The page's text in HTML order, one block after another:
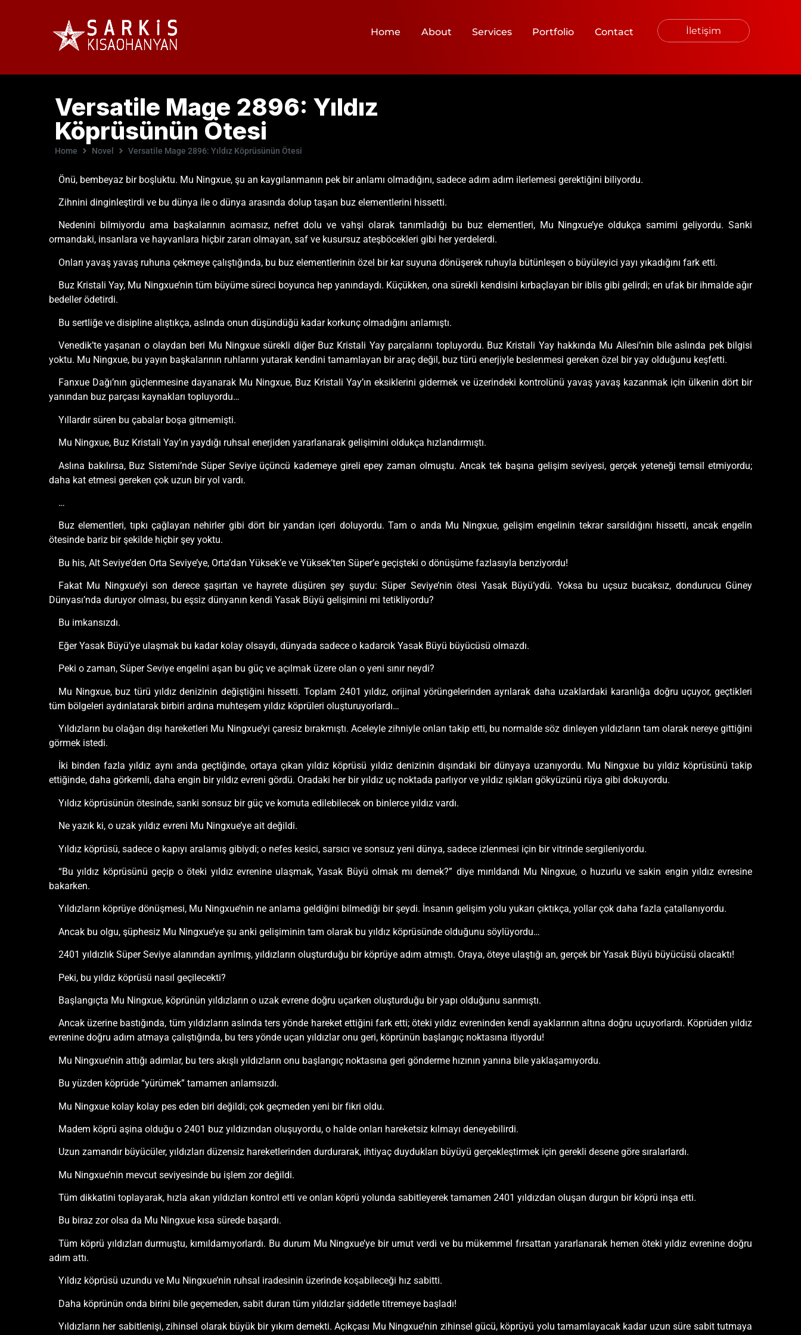
Home About Services Portfolio Contact İletişim
Versatile Mage 2896: Yıldız
Köprüsünün Ötesi
Home Novel Versatile Mage 2896: Yıldız Köprüsünün Ötesi
Önü, bembeyaz bir boşluktu. Mu Ningxue, şu an kaygılanmanın pek bir anlamı olmadığını, sadece adım adım ilerlemesi gerektiğini biliyordu.
Zihnini dinginleştirdi ve bu dünya ile o dünya arasında dolup taşan buz elementlerini hissetti.
Nedenini bilmiyordu ama başkalarının acımasız, nefret dolu ve vahşi olarak tanımladığı bu buz elementleri, Mu Ningxue’ye oldukça samimi geliyordu. Sanki
ormandaki, insanlara ve hayvanlara hiçbir zararı olmayan, saf ve kusursuz ateşböcekleri gibi her yerdelerdi.
Onları yavaş yavaş ruhuna çekmeye çalıştığında, bu buz elementlerinin özel bir kar suyuna dönüşerek ruhuyla bütünleşen o büyüleyici yayı yıkadığını fark etti.
Buz Kristali Yay, Mu Ningxue’nin tüm büyüme süreci boyunca hep yanındaydı. Küçükken, ona sürekli kendisini kırbaçlayan bir iblis gibi gelirdi; en ufak bir ihmalde ağır
bedeller ödetirdi.
Bu sertliğe ve disipline alıştıkça, aslında onun düşündüğü kadar korkunç olmadığını anlamıştı.
Venedik’te yaşanan o olaydan beri Mu Ningxue sürekli diğer Buz Kristali Yay parçalarını topluyordu. Buz Kristali Yay hakkında Mu Ailesi’nin bile aslında pek bilgisi
yoktu. Mu Ningxue, bu yayın başkalarının ruhlarını yutarak kendini tamamlayan bir araç değil, buz türü enerjiyle beslenmesi gereken özel bir yay olduğunu keşfetti.
Fanxue Dağı’nın güçlenmesine dayanarak Mu Ningxue, Buz Kristali Yay’ın eksiklerini gidermek ve üzerindeki kontrolünü yavaş yavaş kazanmak için ülkenin dört bir
yanından buz parçası kaynakları topluyordu…
Yıllardır süren bu çabalar boşa gitmemişti.
Mu Ningxue, Buz Kristali Yay’ın yaydığı ruhsal enerjiden yararlanarak gelişimini oldukça hızlandırmıştı.
Aslına bakılırsa, Buz Sistemi’nde Süper Seviye üçüncü kademeye gireli epey zaman olmuştu. Ancak tek başına gelişim seviyesi, gerçek yeteneği temsil etmiyordu;
daha kat etmesi gereken çok uzun bir yol vardı.
…
Buz elementleri, tıpkı çağlayan nehirler gibi dört bir yandan içeri doluyordu. Tam o anda Mu Ningxue, gelişim engelinin tekrar sarsıldığını hissetti, ancak engelin
ötesinde bariz bir şekilde hiçbir şey yoktu.
Bu his, Alt Seviye’den Orta Seviye’ye, Orta’dan Yüksek’e ve Yüksek’ten Süper’e geçişteki o dönüşüme fazlasıyla benziyordu!
Fakat Mu Ningxue’yi son derece şaşırtan ve hayrete düşüren şey şuydu: Süper Seviye’nin ötesi Yasak Büyü’ydü. Yoksa bu uçsuz bucaksız, dondurucu Güney
Dünyası’nda duruyor olması, bu eşsiz dünyanın kendi Yasak Büyü gelişimini mi tetikliyordu?
Bu imkansızdı.
Eğer Yasak Büyü’ye ulaşmak bu kadar kolay olsaydı, dünyada sadece o kadarcık Yasak Büyü büyücüsü olmazdı.
Peki o zaman, Süper Seviye engelini aşan bu güç ve açılmak üzere olan o yeni sınır neydi?
Mu Ningxue, buz türü yıldız denizinin değiştiğini hissetti. Toplam 2401 yıldız, orijinal yörüngelerinden ayrılarak daha uzaklardaki karanlığa doğru uçuyor, geçtikleri
tüm bölgeleri aydınlatarak birbiri ardına muhteşem yıldız köprüleri oluşturuyorlardı…
Yıldızların bu olağan dışı hareketleri Mu Ningxue’yi çaresiz bırakmıştı. Aceleyle zihniyle onları takip etti, bu normalde söz dinleyen yıldızların tam olarak nereye gittiğini
görmek istedi.
İki binden fazla yıldız aynı anda geçtiğinde, ortaya çıkan yıldız köprüsü yıldız denizinin dışındaki bir dünyaya uzanıyordu. Mu Ningxue bu yıldız köprüsünü takip
ettiğinde, daha görkemli, daha engin bir yıldız evreni gördü. Oradaki her bir yıldız uç noktada parlıyor ve yıldız ışıkları gökyüzünü rüya gibi dokuyordu.
Yıldız köprüsünün ötesinde, sanki sonsuz bir güç ve komuta edilebilecek on binlerce yıldız vardı.
Ne yazık ki, o uzak yıldız evreni Mu Ningxue’ye ait değildi.
Yıldız köprüsü, sadece o kapıyı aralamış gibiydi; o nefes kesici, sarsıcı ve sonsuz yeni dünya, sadece izlenmesi için bir vitrinde sergileniyordu.
“Bu yıldız köprüsünü geçip o öteki yıldız evrenine ulaşmak, Yasak Büyü olmak mı demek?” diye mırıldandı Mu Ningxue, o huzurlu ve sakin engin yıldız evresine
bakarken.
Yıldızların köprüye dönüşmesi, Mu Ningxue’nin ne anlama geldiğini bilmediği bir şeydi. İnsanın gelişim yolu yukarı çıktıkça, yollar çok daha fazla çatallanıyordu.
Ancak bu olgu, şüphesiz Mu Ningxue’ye şu anki gelişiminin tam olarak bu yıldız köprüsünde olduğunu söylüyordu…
2401 yıldızlık Süper Seviye alanından ayrılmış, yıldızların oluşturduğu bir köprüye adım atmıştı. Oraya, öteye ulaştığı an, gerçek bir Yasak Büyü büyücüsü olacaktı!
Peki, bu yıldız köprüsü nasıl geçilecekti?
Başlangıçta Mu Ningxue, köprünün yıldızların o uzak evrene doğru uçarken oluşturduğu bir yapı olduğunu sanmıştı.
Ancak üzerine bastığında, tüm yıldızların aslında ters yönde hareket ettiğini fark etti; öteki yıldız evreninden kendi ayaklarının altına doğru uçuyorlardı. Köprüden yıldız
evrenine doğru adım atmaya çalıştığında, bu ters yönde uçan yıldızlar onu geri, köprünün başlangıç noktasına itiyordu!
Mu Ningxue’nin attığı adımlar, bu ters akışlı yıldızların onu başlangıç noktasına geri gönderme hızının yanına bile yaklaşamıyordu.
Bu yüzden köprüde “yürümek” tamamen anlamsızdı.
Mu Ningxue kolay kolay pes eden biri değildi; çok geçmeden yeni bir fikri oldu.
Madem köprü aşina olduğu o 2401 buz yıldızından oluşuyordu, o halde onları hareketsiz kılmayı deneyebilirdi.
Uzun zamandır büyücüler, yıldızları düzensiz hareketlerinden durdurarak, ihtiyaç duydukları büyüyü gerçekleştirmek için gerekli desene göre sıralarlardı.
Mu Ningxue’nin mevcut seviyesinde bu işlem zor değildi.
Tüm dikkatini toplayarak, hızla akan yıldızları kontrol etti ve onları köprü yolunda sabitleyerek tamamen 2401 yıldızdan oluşan durgun bir köprü inşa etti.
Bu biraz zor olsa da Mu Ningxue kısa sürede başardı.
Tüm köprü yıldızları durmuştu, kımıldamıyorlardı. Bu durum Mu Ningxue’ye bir umut verdi ve bu mükemmel fırsattan yararlanarak hemen öteki yıldız evrenine doğru
adım attı.
Yıldız köprüsü uzundu ve Mu Ningxue’nin ruhsal iradesinin üzerinde koşabileceği hız sabitti.
Daha köprünün onda birini bile geçemeden, sabit duran tüm yıldızlar şiddetle titremeye başladı!
Yıldızların her sabitlenişi, zihinsel olarak büyük bir yıkım demekti. Açıkçası Mu Ningxue’nin zihinsel gücü, köprüyü yolu tamamlayacak kadar uzun süre sabit tutmaya